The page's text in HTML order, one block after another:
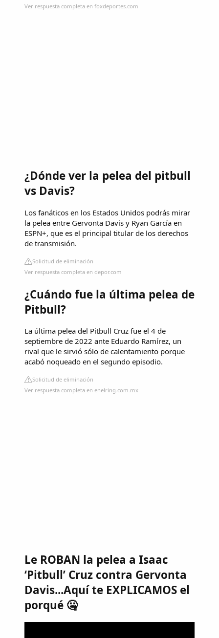
Ver respuesta completa en foxdeportes.com
¿Dónde ver la pelea del pitbull
vs Davis?
Los fanáticos en los Estados Unidos podrás mirar
la pelea entre Gervonta Davis y Ryan García en
ESPN+, que es el principal titular de los derechos
de transmisión.
Solicitud de eliminación
Ver respuesta completa en depor.com
¿Cuándo fue la última pelea de
Pitbull?
La última pelea del Pitbull Cruz fue el 4 de
septiembre de 2022 ante Eduardo Ramírez, un
rival que le sirvió sólo de calentamiento porque
acabó noqueado en el segundo episodio.
Solicitud de eliminación
Ver respuesta completa en enelring.com.mx
Le ROBAN la pelea a Isaac
‘Pitbull’ Cruz contra Gervonta
Davis...Aquí te EXPLICAMOS el
porqué 🤐